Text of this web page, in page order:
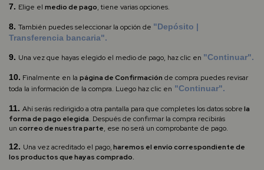
7. Elige el medio de pago, tiene varias opciones.
8. También puedes seleccionar la opción de "Depósito |
Transferencia bancaria".
9. Una vez que hayas elegido el medio de pago, haz clic en "Continuar".
10. Finalmente en la página de Confirmación de compra puedes revisar
toda la información de la compra. Luego haz clic en "Continuar".
11. Ahí serás redirigido a otra pantalla para que completes los datos sobrela
forma de pago elegida. Después de confirmar la compra recibirás
un correo de nuestra parte, ese no será un comprobante de pago.
12. Una vez acreditado el pago,haremos el envío correspondiente de
los productos que hayas comprado.